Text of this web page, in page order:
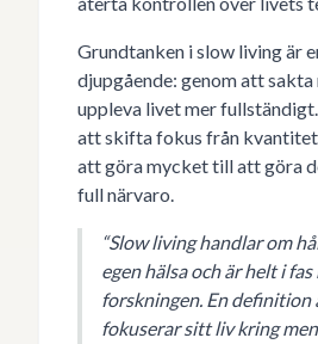
Grundtanken i slow living är
djupgående: genom att sakta
uppleva livet mer
att skifta fokus från
att göra mycket till att göra
full närvaro.
“Slow living handlar om
egen hälsa och är helt i
forskningen. En definition
fokuserar sitt liv kring